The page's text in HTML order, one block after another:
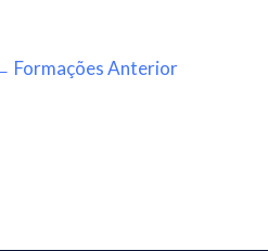
Formações Anterior